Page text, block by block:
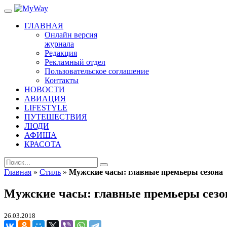
ГЛАВНАЯ
Онлайн версия
журнала
Редакция
Рекламный отдел
Пользовательское соглашение
Контакты
НОВОСТИ
АВИАЦИЯ
LIFESTYLE
ПУТЕШЕСТВИЯ
ЛЮДИ
АФИША
КРАСОТА
Главная » Стиль » Мужские часы: главные премьеры сезона
Мужские часы: главные премьеры
26.03.2018